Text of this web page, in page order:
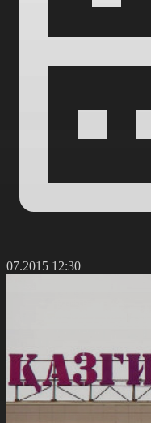
12:30